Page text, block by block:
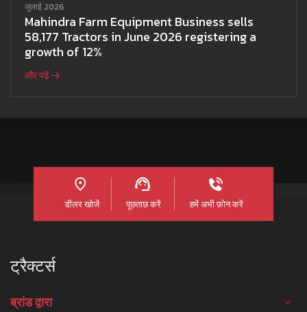
जुलाई 2026
Mahindra Farm Equipment Business sells
58,177 Tractors in June 2026 registering a
growth of 12%
और पढ़ें
डीलर खोजें पूछताछ करें हमें अभी फ़ोन करें
ट्रैक्टर्स
ब्रांड द्वारा